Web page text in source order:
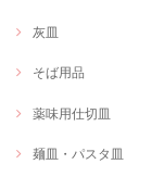
灰皿
そば用品
薬味用仕切皿
麺皿・パスタ皿